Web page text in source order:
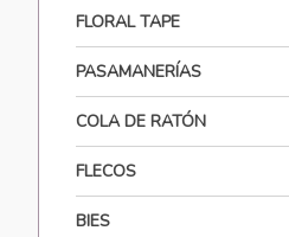
FLORAL TAPE
PASAMANERÍAS
COLA DE RATÓN
FLECOS
BIES